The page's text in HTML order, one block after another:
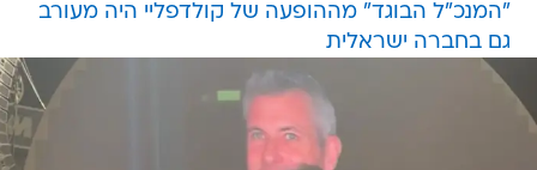
"המנכ"ל הבוגד" מההופעה של קולדפליי היה מעורב
גם בחברה ישראלית